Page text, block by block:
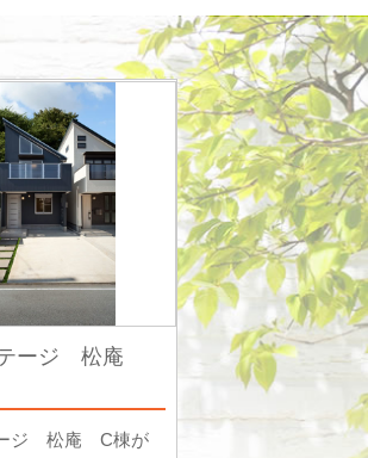
テージ 松庵
ジ 松庵 C棟が